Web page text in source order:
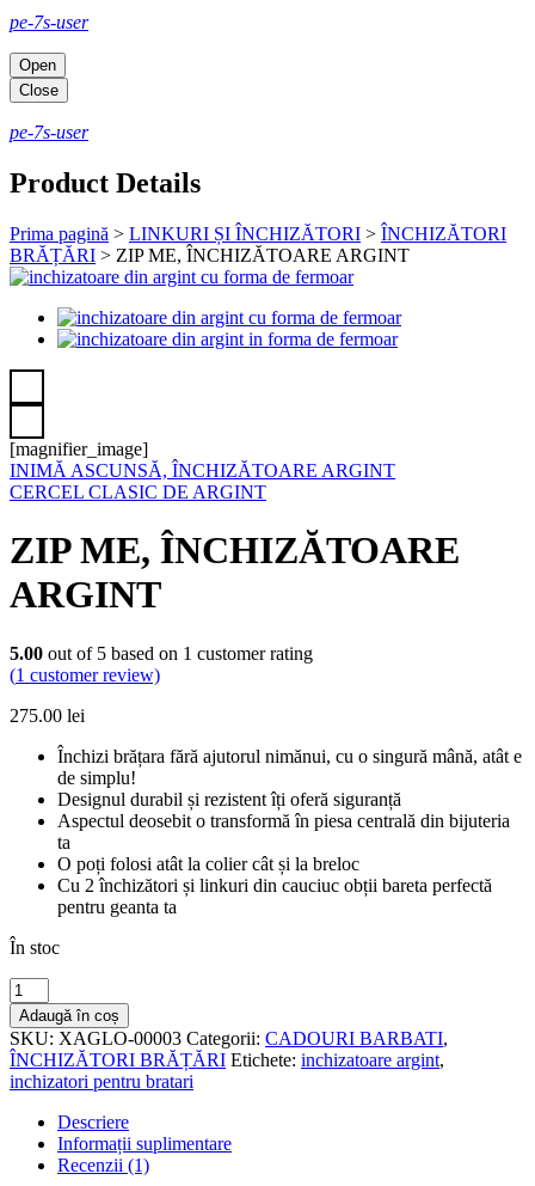
pe-7s-user
Open
Close
pe-7s-user
Product Details
Prima pagină > LINKURI ȘI ÎNCHIZĂTORI > ÎNCHIZĂTORI
BRĂȚĂRI > ZIP ME, ÎNCHIZĂTOARE ARGINT
[magnifier_image]
INIMĂ ASCUNSĂ, ÎNCHIZĂTOARE ARGINT
CERCEL CLASIC DE ARGINT
ZIP ME, ÎNCHIZĂTOARE
ARGINT
5.00 out of 5 based on 1 customer rating
(1 customer review)
275.00 lei
Închizi brățara fără ajutorul nimănui, cu o singură mână, atât e
de simplu!
Designul durabil și rezistent îți oferă siguranță
Aspectul deosebit o transformă în piesa centrală din bijuteria
ta
O poți folosi atât la colier cât și la breloc
Cu 2 închizători și linkuri din cauciuc obții bareta perfectă
pentru geanta ta
În stoc
Cantitate
ZIP
ME,
ÎNCHIZĂTOARE
ARGINT
Adaugă în coș
SKU: XAGLO-00003 Categorii: CADOURI BARBATI,
ÎNCHIZĂTORI BRĂȚĂRI Etichete: inchizatoare argint,
inchizatori pentru bratari
Descriere
Informații suplimentare
Recenzii (1)